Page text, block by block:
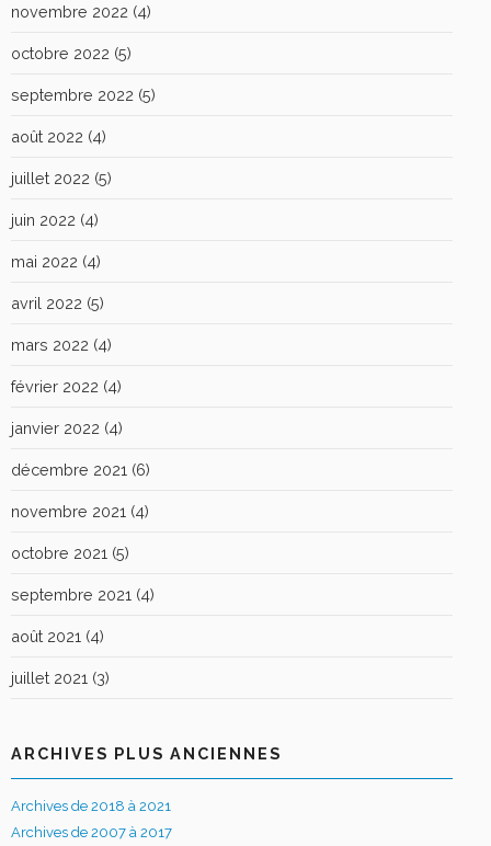
novembre 2022 (4)
octobre 2022 (5)
septembre 2022 (5)
août 2022 (4)
juillet 2022 (5)
juin 2022 (4)
mai 2022 (4)
avril 2022 (5)
mars 2022 (4)
février 2022 (4)
janvier 2022 (4)
décembre 2021 (6)
novembre 2021 (4)
octobre 2021 (5)
septembre 2021 (4)
août 2021 (4)
juillet 2021 (3)
ARCHIVES PLUS ANCIENNES
Archives de 2018 à 2021
Archives de 2007 à 2017